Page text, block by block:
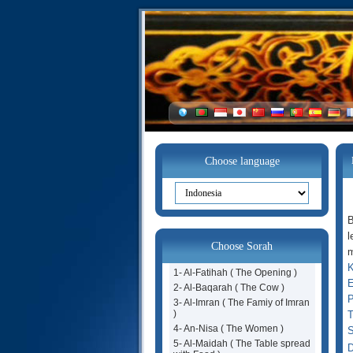
Choose language
Choose Sorah
1- Al-Fatihah ( The Opening )
2- Al-Baqarah ( The Cow )
3- Al-Imran ( The Famiy of Imran
)
4- An-Nisa ( The Women )
5- Al-Maidah ( The Table spread